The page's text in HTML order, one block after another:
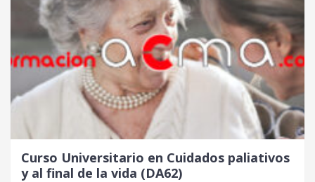
Curso Universitario en Cuidados paliativos
y al final de la vida (DA62)